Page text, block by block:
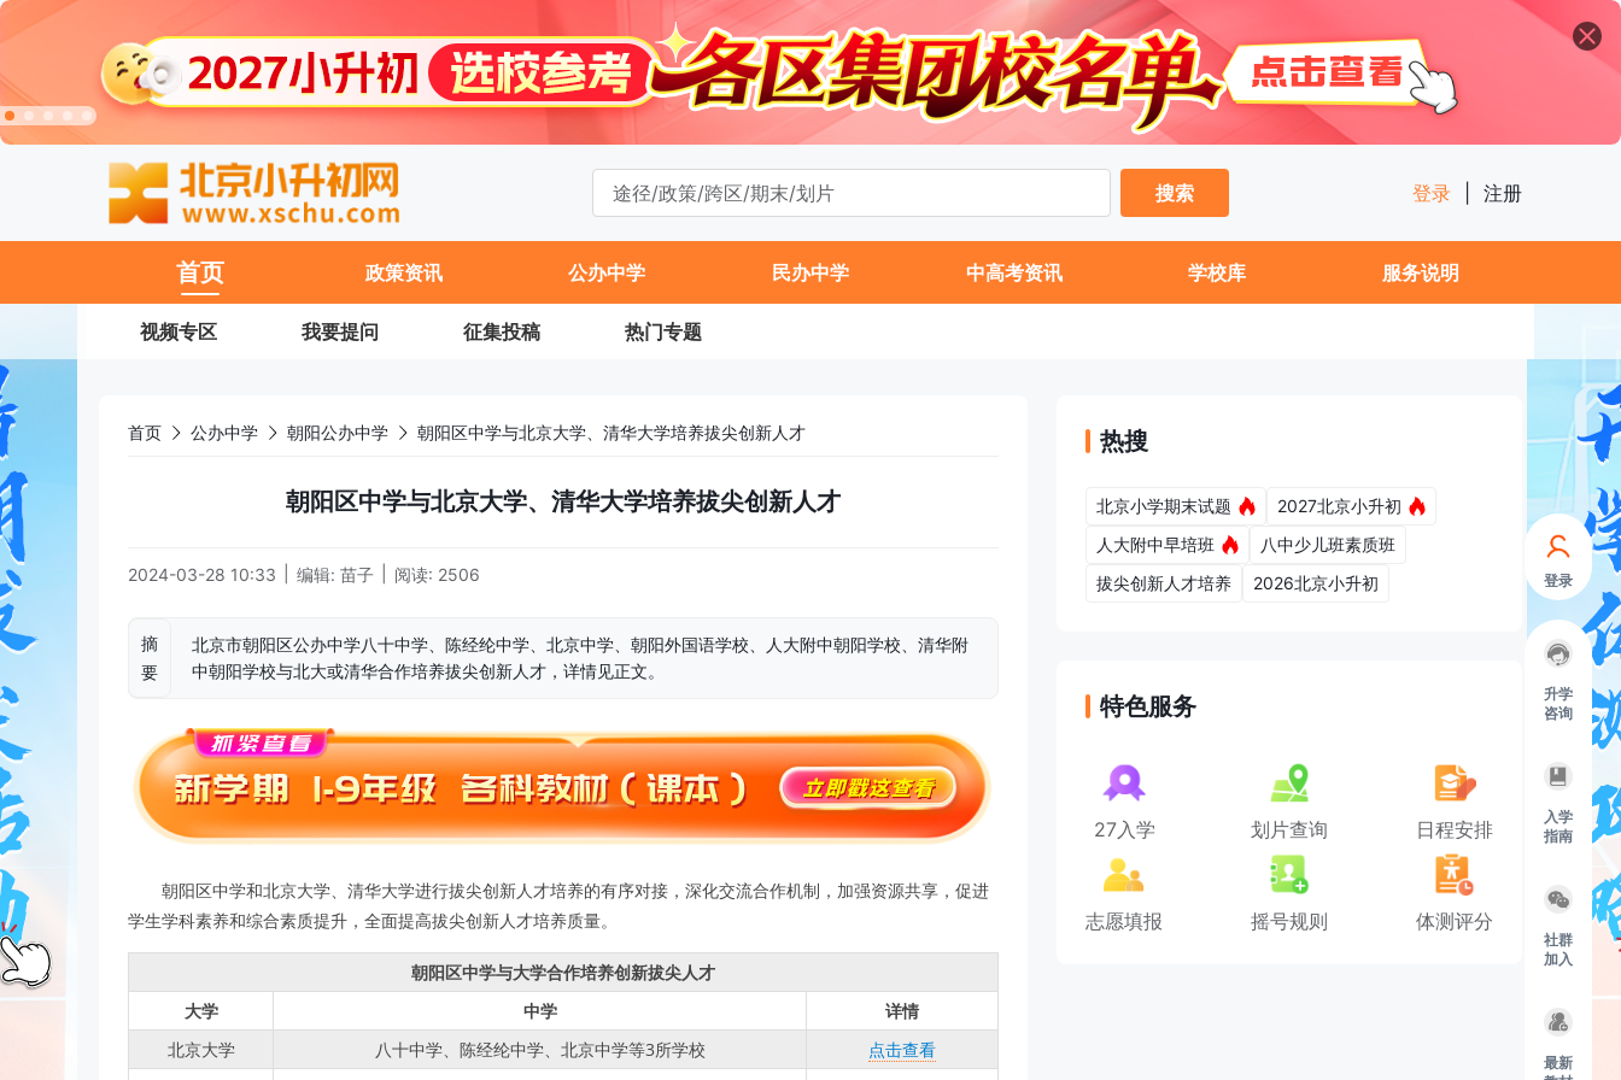
登录
升学
咨询
入学
指南
社群
加入
最新
搜索
登录 注册
首页 政策资讯 公办中学 民办中学 中高考资讯 学校库 服务说明
视频专区 我要提问 征集投稿 热门专题
首页 公办中学 朝阳公办中学 朝阳区中学与北京大学、清华大学培养拔尖创新人才
朝阳区中学与北京大学、清华大学培养拔尖创新人才
2024-03-28 10:33 编辑: 苗子 阅读: 2506
摘
要
北京市朝阳区公办中学八十中学、陈经纶中学、北京中学、朝阳外国语学校、人大附中朝阳学校、清华附
中朝阳学校与北大或清华合作培养拔尖创新人才，详情见正文。
朝阳区中学和北京大学、清华大学进行拔尖创新人才培养的有序对接，深化交流合作机制，加强资源共享，促进
学生学科素养和综合素质提升，全面提高拔尖创新人才培养质量。
朝阳区中学与大学合作培养创新拔尖人才
大学
中学
详情
北京大学
八十中学、陈经纶中学、北京中学等3所学校
点击查看
热搜
北京小学期末试题
2027北京小升初
人大附中早培班
八中少儿班素质班
拔尖创新人才培养
2026北京小升初
特色服务
27入学 划片查询 日程安排
志愿填报 摇号规则 体测评分